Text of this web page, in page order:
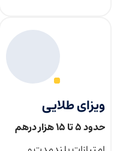
ویزای طلایی
حدود ۵ تا ۱۵ هزار درهم